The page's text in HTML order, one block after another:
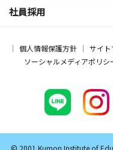
社員採用
個人情報保護方針 サイ
ソーシャルメディアポリシ
© 2001 Kumon Institute of